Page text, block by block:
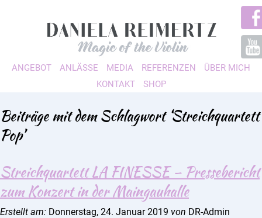
ANGEBOT ANLÄSSE MEDIA REFERENZEN
ÜBER MICH
KONTAKT
SHOP
Beiträge mit dem Schlagwort ‘Streichquartett
Pop’
Streichquartett LA FINESSE – Pressebericht
zum Konzert in der Maingauhalle
Erstellt am: Donnerstag, 24. Januar 2019 von DR-Admin